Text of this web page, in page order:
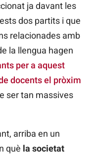
ja davant les
dos partits i que
relacionades amb
la llengua hagen
per a aquest
docents el pròxim
ser tan massives
arriba en un
què la societat